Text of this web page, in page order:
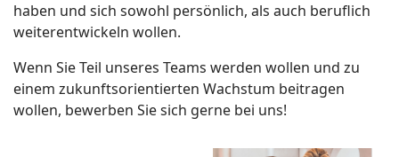
haben und sich sowohl persönlich, als auch beruflich
weiterentwickeln wollen.
Wenn Sie Teil unseres Teams werden wollen und zu
einem zukunftsorientierten Wachstum beitragen
wollen, bewerben Sie sich gerne bei uns!